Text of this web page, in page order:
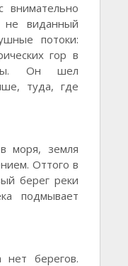
внимательно
виданный
потоки:
гор в
Он шел
туда, где
моря, земля
Оттого в
берег реки
подмывает
берегов.